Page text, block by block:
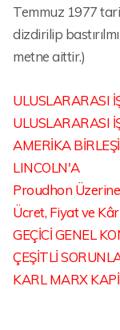
Temmuz 1977
dizdirilip
metne aittir.)
ULUSLARARASI
ULUSLARARASI
AMERİKA
LINCOLN'A
Proudhon
Ücret, Fiyat ve Kâr
GEÇİCİ GENEL
ÇEŞİTLİ
KARL MARX